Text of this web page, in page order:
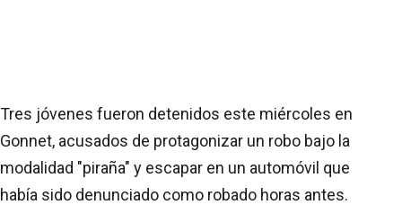
Tres jóvenes fueron detenidos este miércoles en
Gonnet, acusados de protagonizar un robo bajo la
modalidad "piraña" y escapar en un automóvil que
había sido denunciado como robado horas antes.